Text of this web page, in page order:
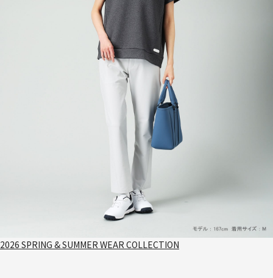
2026 SPRING & SUMMER WEAR COLLECTION